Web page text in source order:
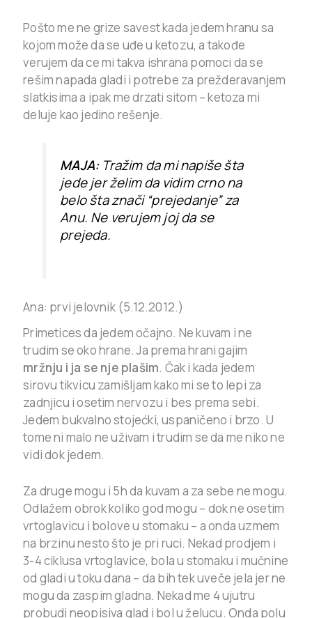
Pošto me ne grize savest kada jedem hranu sa
kojom može da se uđe u ketozu, a takođe
verujem da ce mi takva ishrana pomoci da se
rešim napada gladi i potrebe za prežderavanjem
slatkisima a ipak me drzati sitom – ketoza mi
deluje kao jedino rešenje.
MAJA:Tražim da mi napiše šta
jede jer želim da vidim crno na
belo šta znači “prejedanje” za
Anu. Ne verujem joj da se
prejeda.
Ana: prvi jelovnik (5.12.2012.)
Primetices da jedem očajno. Ne kuvam i ne
trudim se oko hrane. Ja prema hrani gajim
mržnju i ja se nje plašim. Čak i kada jedem
sirovu tikvicu zamišljam kako mi se to lepi za
zadnjicu i osetim nervozu i bes prema sebi.
Jedem bukvalno stojećki, uspaničeno i brzo. U
tome ni malo ne uživam i trudim se da me niko ne
vidi dok jedem.
Za druge mogu i 5h da kuvam a za sebe ne mogu.
Odlažem obrok koliko god mogu – dok ne osetim
vrtoglavicu i bolove u stomaku – a onda uzmem
na brzinu nesto što je pri ruci. Nekad prodjem i
3-4 ciklusa vrtoglavice, bola u stomaku i mučnine
od gladi u toku dana – da bih tek uveče jela jer ne
mogu da zaspim gladna. Nekad me 4 ujutru
probudi neopisiva glad i bol u želucu. Onda polu